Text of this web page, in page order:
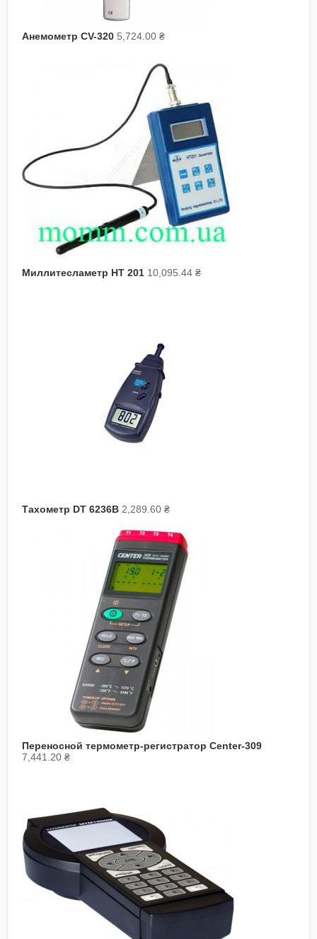
Анемометр CV-320 5,724.00 ₴
Миллитесламетр НТ 201 10,095.44 ₴
Тахометр DT 6236B 2,289.60 ₴
Переносной термометр-регистратор Center-309
7,441.20 ₴